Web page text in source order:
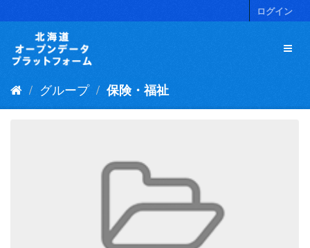
キ
ログイン
グループ 保険・福祉